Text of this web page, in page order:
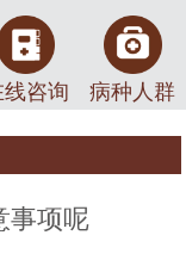
线咨询 病种人群
事项呢